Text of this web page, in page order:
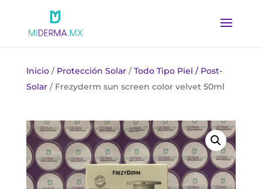
Inicio/ Protección Solar/Todo Tipo Piel / Post-
Solar/ Frezyderm sun screen color velvet 50ml